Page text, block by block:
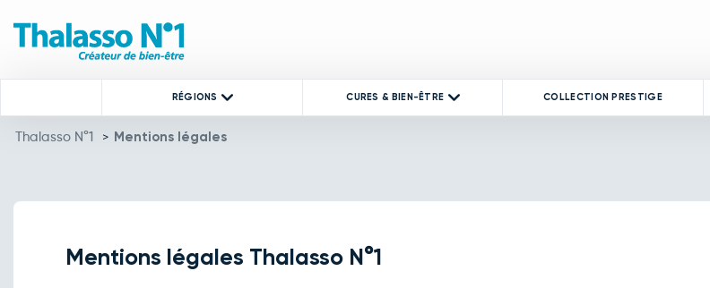
RÉGIONS CURES & BIEN-ÊTRE COLLECTION PRESTIGE
Thalasso N°1 > Mentions légales
Mentions légales Thalasso N°1